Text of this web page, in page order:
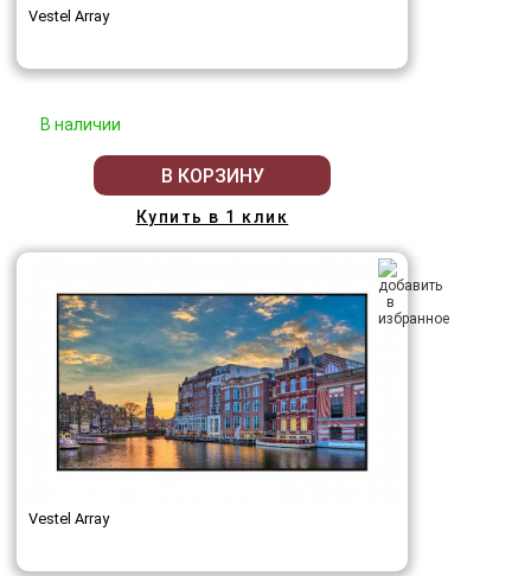
Vestel Array
В наличии
В КОРЗИНУ
Купить в 1 клик
Vestel Array